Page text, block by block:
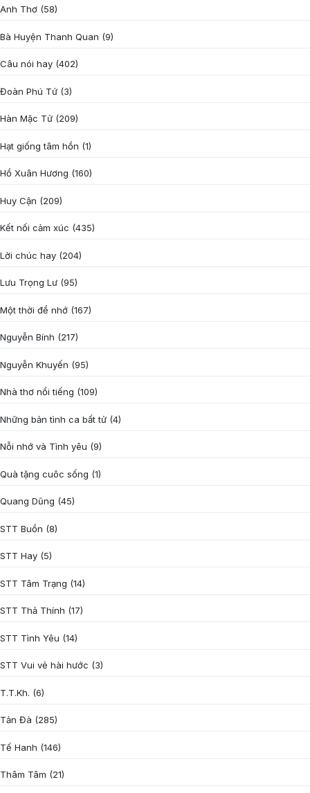
Anh Thơ (58)
Bà Huyện Thanh Quan (9)
Câu nói hay (402)
Đoàn Phú Tứ (3)
Hàn Mặc Tử (209)
Hạt giống tâm hồn (1)
Hồ Xuân Hương (160)
Huy Cận (209)
Kết nối cảm xúc (435)
Lời chúc hay (204)
Lưu Trọng Lư (95)
Một thời để nhớ (167)
Nguyễn Bính (217)
Nguyễn Khuyến (95)
Nhà thơ nổi tiếng (109)
Những bản tình ca bất tử (4)
Nỗi nhớ và Tình yêu (9)
Quà tặng cuôc sống (1)
Quang Dũng (45)
STT Buồn (8)
STT Hay (5)
STT Tâm Trạng (14)
STT Thả Thính (17)
STT Tình Yêu (14)
STT Vui vẻ hài hước (3)
T.T.Kh. (6)
Tản Đà (285)
Tế Hanh (146)
Thâm Tâm (21)